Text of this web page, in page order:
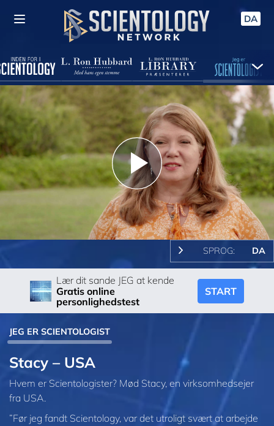
DA
Play
Video
SPROG: DA
Lær dit sande JEG at kende
Gratis online
personlighedstest
START
JEG ER SCIENTOLOGIST
Stacy – USA
Hvem er Scientologister? Mød Stacy, en virksomhedsejer
fra USA.
”Før jeg fandt Scientology, var det utroligt svært at arbejde